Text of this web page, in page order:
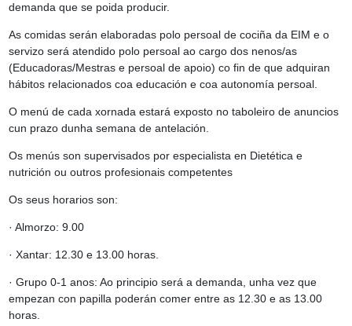
demanda que se poida producir.
As comidas serán elaboradas polo persoal de cociña da EIM e o
servizo será atendido polo persoal ao cargo dos nenos/as
(Educadoras/Mestras e persoal de apoio) co fin de que adquiran
hábitos relacionados coa educación e coa autonomía persoal.
O menú de cada xornada estará exposto no taboleiro de anuncios
cun prazo dunha semana de antelación.
Os menús son supervisados por especialista en Dietética e
nutrición ou outros profesionais competentes
Os seus horarios son:
· Almorzo: 9.00
· Xantar: 12.30 e 13.00 horas.
· Grupo 0-1 anos: Ao principio será a demanda, unha vez que
empezan con papilla poderán comer entre as 12.30 e as 13.00
horas.